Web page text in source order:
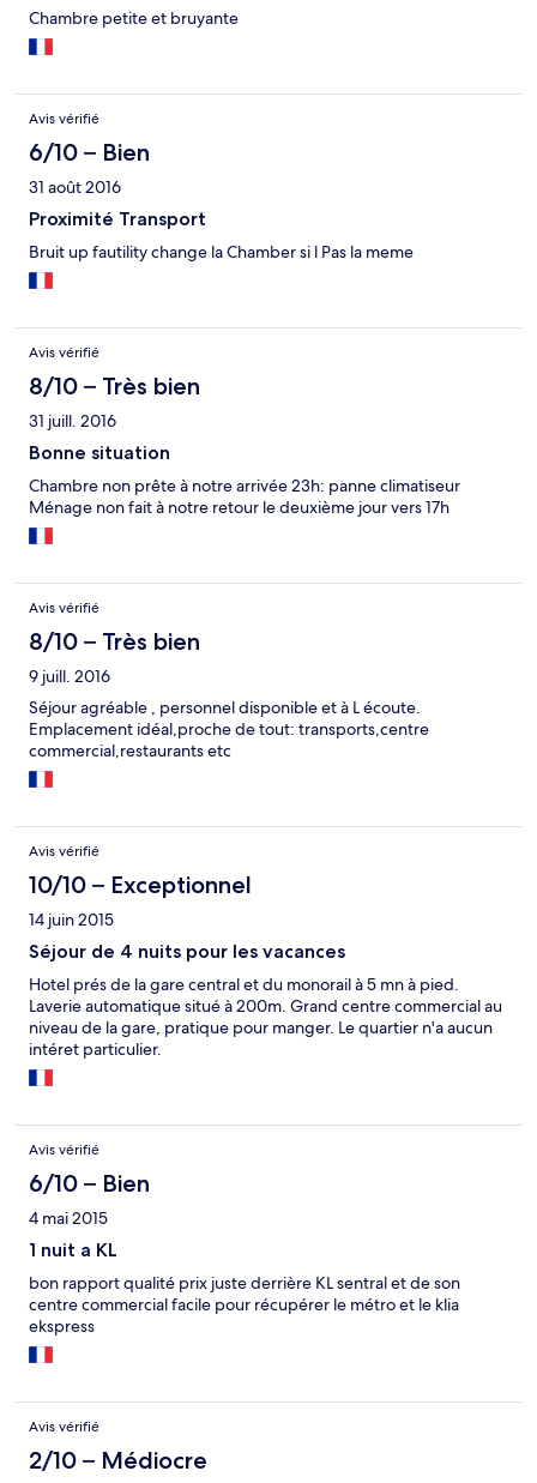
Chambre petite et bruyante
Avis vérifié
6/10 – Bien
31 août 2016
Proximité Transport
Bruit up fautility change la Chamber si l Pas la meme
Avis vérifié
8/10 – Très bien
31 juill. 2016
Bonne situation
Chambre non prête à notre arrivée 23h: panne climatiseur
Ménage non fait à notre retour le deuxième jour vers 17h
Avis vérifié
8/10 – Très bien
9 juill. 2016
Séjour agréable , personnel disponible et à L écoute.
Emplacement idéal,proche de tout: transports,centre
commercial,restaurants etc
Avis vérifié
10/10 – Exceptionnel
14 juin 2015
Séjour de 4 nuits pour les vacances
Hotel prés de la gare central et du monorail à 5 mn à pied.
Laverie automatique situé à 200m. Grand centre commercial au
niveau de la gare, pratique pour manger. Le quartier n'a aucun
intéret particulier.
Avis vérifié
6/10 – Bien
4 mai 2015
1 nuit a KL
bon rapport qualité prix juste derrière KL sentral et de son
centre commercial facile pour récupérer le métro et le klia
ekspress
Avis vérifié
2/10 – Médiocre